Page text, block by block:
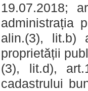
19.07.2018;
administrația
alin.(3), lit.b)
proprietății
(3), lit.d),
cadastrului